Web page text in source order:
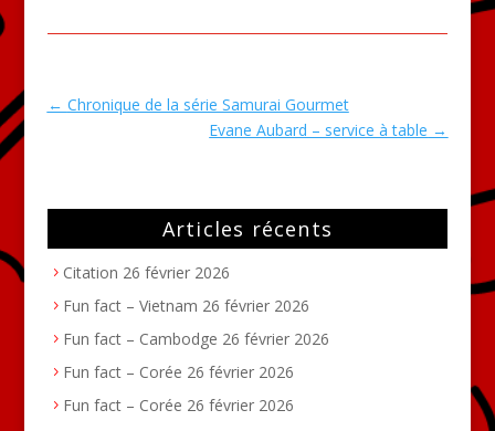
← Chronique de la série Samurai Gourmet
Evane Aubard – service à table →
Articles récents
Citation 26 février 2026
Fun fact – Vietnam 26 février 2026
Fun fact – Cambodge 26 février 2026
Fun fact – Corée 26 février 2026
Fun fact – Corée 26 février 2026